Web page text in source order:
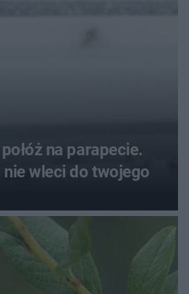
na parapecie.
nie wleci do twojego